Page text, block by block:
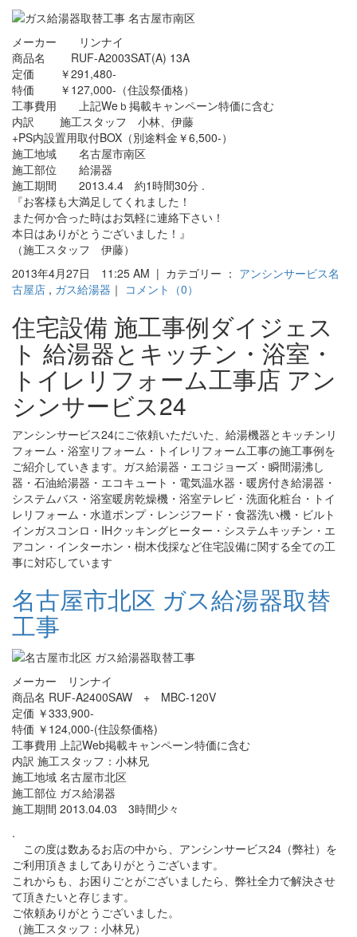
メーカー リンナイ
商品名 RUF-A2003SAT(A) 13A
定価 ￥291,480-
特価 ￥127,000-（住設祭価格）
工事費用 上記Weｂ掲載キャンペーン特価に含む
内訳 施工スタッフ 小林、伊藤
+PS内設置用取付BOX（別途料金￥6,500-）
施工地域 名古屋市南区
施工部位 給湯器
施工期間 2013.4.4 約1時間30分 .
『お客様も大満足してくれました！
また何か合った時はお気軽に連絡下さい！
本日はありがとうございました！』
（施工スタッフ 伊藤）
2013年4月27日 11:25 AM | カテゴリー ： アンシンサービス名
古屋店 , ガス給湯器 ｜ コメント（0）
住宅設備 施工事例ダイジェス
ト 給湯器とキッチン・浴室・
トイレリフォーム工事店 アン
シンサービス24
アンシンサービス24にご依頼いただいた、給湯機器とキッチンリ
フォーム・浴室リフォーム・トイレリフォーム工事の施工事例を
ご紹介していきます。ガス給湯器・エコジョーズ・瞬間湯沸し
器・石油給湯器・エコキュート・電気温水器・暖房付き給湯器・
システムバス・浴室暖房乾燥機・浴室テレビ・洗面化粧台・トイ
レリフォーム・水道ポンプ・レンジフード・食器洗い機・ビルト
インガスコンロ・IHクッキングヒーター・システムキッチン・エ
アコン・インターホン・樹木伐採など住宅設備に関する全ての工
事に対応しています
名古屋市北区 ガス給湯器取替
工事
メーカー リンナイ
商品名 RUF-A2400SAW + MBC-120V
定価 ￥333,900-
特価 ￥124,000-(住設祭価格)
工事費用 上記Web掲載キャンペーン特価に含む
内訳 施工スタッフ：小林兄
施工地域 名古屋市北区
施工部位 ガス給湯器
施工期間 2013.04.03 3時間少々
.
この度は数あるお店の中から、アンシンサービス24（弊社）を
ご利用頂きましてありがとうございます。
これからも、お困りごとがございましたら、弊社全力で解決させ
て頂きたいと存じます。
ご依頼ありがとうございました。
（施工スタッフ：小林兄）